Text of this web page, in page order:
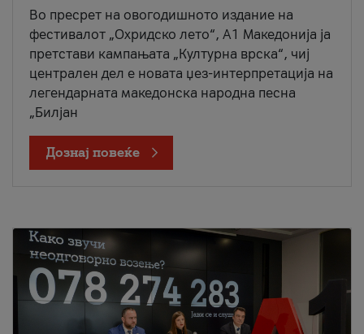
Во пресрет на овогодишното издание на
фестивалот „Охридско лето“, А1 Македонија ја
претстави кампањата „Културна врска“, чиј
централен дел е новата џез-интерпретација на
легендарната македонска народна песна
„Билјан
Дознај повеќе